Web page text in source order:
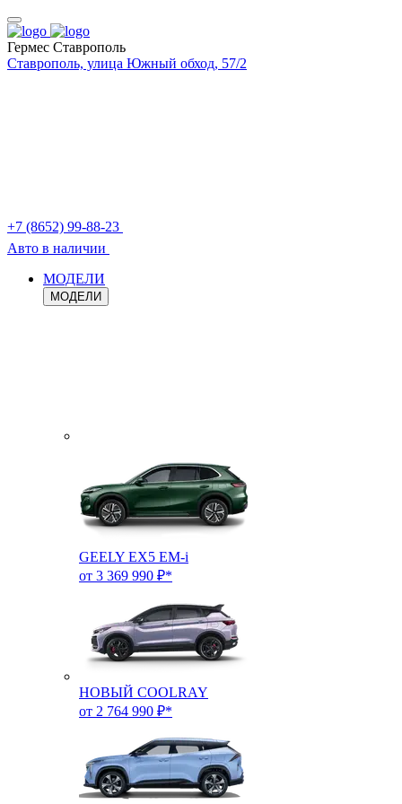
Гермес Ставрополь
Ставрополь, улица Южный обход, 57/2
+7 (8652) 99-88-23
Авто в наличии
МОДЕЛИ
МОДЕЛИ
GEELY EX5 EM-i
от 3 369 990 ₽*
НОВЫЙ COOLRAY
от 2 764 990 ₽*